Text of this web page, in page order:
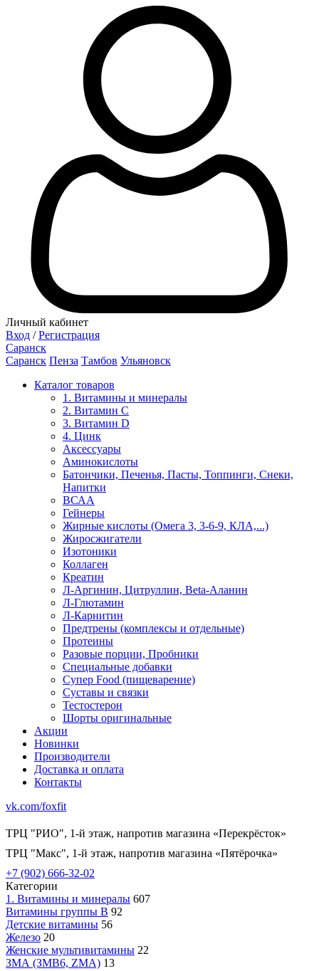
Личный кабинет
Вход / Регистрация
Саранск
Саранск Пенза Тамбов Ульяновск
Каталог товаров
1. Витамины и минералы
2. Витамин С
3. Витамин D
4. Цинк
Аксессуары
Аминокислоты
Батончики, Печенья, Пасты, Топпинги, Снеки,
Напитки
ВСАА
Гейнеры
Жирные кислоты (Омега 3, 3-6-9, КЛА,...)
Жиросжигатели
Изотоники
Коллаген
Креатин
Л-Аргинин, Цитруллин, Beta-Аланин
Л-Глютамин
Л-Карнитин
Предтрены (комплексы и отдельные)
Протеины
Разовые порции, Пробники
Специальные добавки
Супер Food (пищеварение)
Суставы и связки
Тестостерон
Шорты оригинальные
Акции
Новинки
Производители
Доставка и оплата
Контакты
vk.com/foxfit
ТРЦ "РИО", 1-й этаж, напротив магазина «Перекрёсток»
ТРЦ "Макс", 1-й этаж, напротив магазина «Пятёрочка»
+7 (902) 666-32-02
Категории
1. Витамины и минералы 607
Витамины группы В 92
Детские витамины 56
Железо 20
Женские мультивитамины 22
ЗМА (ЗМВ6, ZMA) 13